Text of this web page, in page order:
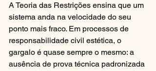
A Teoria das Restrições ensina que um
sistema anda na velocidade do seu
ponto mais fraco. Em processos de
responsabilidade civil estética, o
gargalo é quase sempre o mesmo: a
ausência de prova técnica padronizada